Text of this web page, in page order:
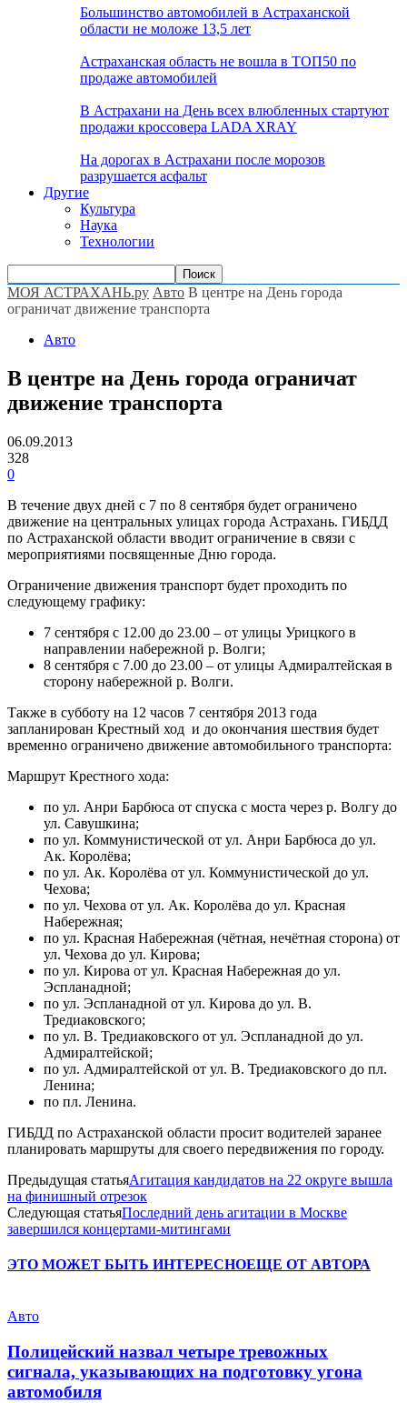
Большинство автомобилей в Астраханской
области не моложе 13,5 лет
Астраханская область не вошла в ТОП50 по
продаже автомобилей
В Астрахани на День всех влюбленных стартуют
продажи кроссовера LADA XRAY
На дорогах в Астрахани после морозов
разрушается асфальт
Другие
Культура
Наука
Технологии
МОЯ АСТРАХАНЬ.ру Авто В центре на День города
ограничат движение транспорта
Авто
В центре на День города ограничат
движение транспорта
06.09.2013
328
0
В течение двух дней с 7 по 8 сентября будет ограничено
движение на центральных улицах города Астрахань. ГИБДД
по Астраханской области вводит ограничение в связи с
мероприятиями посвященные Дню города.
Ограничение движения транспорт будет проходить по
следующему графику:
7 сентября с 12.00 до 23.00 – от улицы Урицкого в
направлении набережной р. Волги;
8 сентября с 7.00 до 23.00 – от улицы Адмиралтейская в
сторону набережной р. Волги.
Также в субботу на 12 часов 7 сентября 2013 года
запланирован Крестный ход и до окончания шествия будет
временно ограничено движение автомобильного транспорта:
Маршрут Крестного хода:
по ул. Анри Барбюса от спуска с моста через р. Волгу до
ул. Савушкина;
по ул. Коммунистической от ул. Анри Барбюса до ул.
Ак. Королёва;
по ул. Ак. Королёва от ул. Коммунистической до ул.
Чехова;
по ул. Чехова от ул. Ак. Королёва до ул. Красная
Набережная;
по ул. Красная Набережная (чётная, нечётная сторона) от
ул. Чехова до ул. Кирова;
по ул. Кирова от ул. Красная Набережная до ул.
Эспланадной;
по ул. Эспланадной от ул. Кирова до ул. В.
Тредиаковского;
по ул. В. Тредиаковского от ул. Эспланадной до ул.
Адмиралтейской;
по ул. Адмиралтейской от ул. В. Тредиаковского до пл.
Ленина;
по пл. Ленина.
ГИБДД по Астраханской области просит водителей заранее
планировать маршруты для своего передвижения по городу.
Предыдущая статьяАгитация кандидатов на 22 округе вышла
на финишный отрезок
Следующая статьяПоследний день агитации в Москве
завершился концертами-митингами
ЭТО МОЖЕТ БЫТЬ ИНТЕРЕСНОЕЩЕ ОТ АВТОРА
Авто
Полицейский назвал четыре тревожных
сигнала, указывающих на подготовку угона
автомобиля